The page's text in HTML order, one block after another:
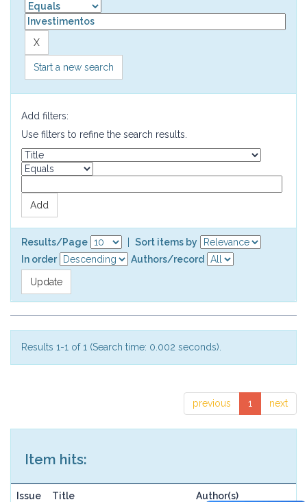
Start a new search
Add filters:
Use filters to refine the search results.
Results/Page
Sort items by
In order
Authors/record
Results 1-1 of 1 (Search time: 0.002 seconds).
previous 1 next
Item hits:
Issue
Title Author(s)